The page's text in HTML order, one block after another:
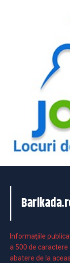
Informaţiile
a 500 de caractere
abatere de la